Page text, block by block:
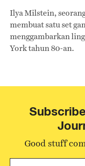
Ilya Milstein,
membuat satu set
menggambarkan
York tahun 80-an.
Good stuff